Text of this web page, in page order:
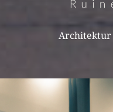
Architektur